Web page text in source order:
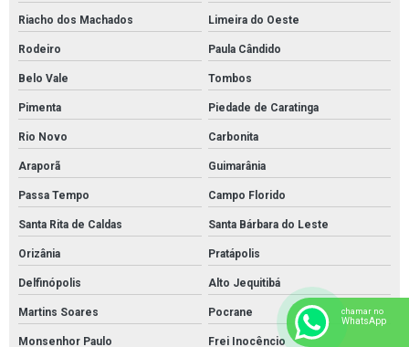
Riacho dos Machados Limeira do Oeste
Rodeiro Paula Cândido
Belo Vale Tombos
Pimenta Piedade de Caratinga
Rio Novo Carbonita
Araporã Guimarânia
Passa Tempo Campo Florido
Santa Rita de Caldas Santa Bárbara do Leste
Orizânia Pratápolis
Delfinópolis Alto Jequitibá
Martins Soares Pocrane
Monsenhor Paulo Frei Inocêncio
chamar no
WhatsApp